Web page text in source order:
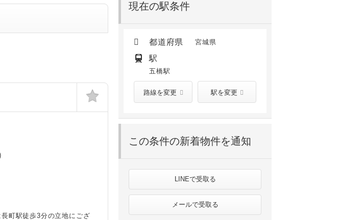
現在の駅条件
都道府県 宮城県
駅
五橋駅
路線を変更 駅を変更
この条件の新着物件を通知
LINEで受取る
メールで受取る
町駅徒歩3分の立地にござ